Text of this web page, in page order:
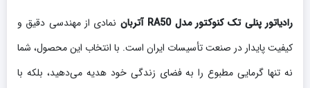
رادیاتور پنلی تک کنوکتور مدل RA50 آتربان
نمادی از مهندسی دقیق و
کیفیت پایدار در صنعت تأسیسات ایران است. با انتخاب این محصول، شما
نه تنها گرمایی مطبوع را به فضای زندگی خود هدیه می‌دهید، بلکه با